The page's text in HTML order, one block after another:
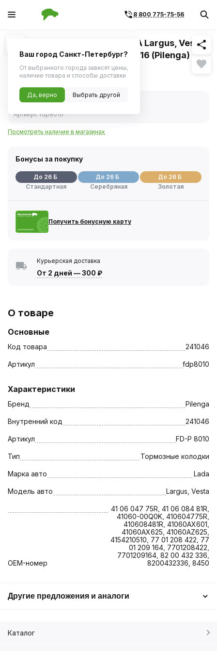
8 800 775-75-56
1/2 Похожие
Колодка тормозная ВАЗ LADA Largus, Vesta,
RENAULT, NISSAN передняя V16 (Pilenga)
(4шт.)
Нет в наличии
Нет в наличии
Артикул:fdp8010
Посмотреть наличие в магазинах
Бонусы за покупку
До 26 Б
Стандартная
До 26 Б
Серебряная
До 26 Б
Золотая
Получить бонусную карту
Курьерская доставка
От 2 дней —300 ₽
О товаре
Основные
Код товара 241046
Артикул fdp8010
Характеристики
Бренд Pilenga
Внутренний код 241046
Артикул FD-P 8010
Тип Тормозные колодки
Марка авто Lada
Модель авто Largus, Vesta
OEM-номер
41 06 047 75R, 41 06 084 81R,
41060-00Q0K, 410604775R,
410608481R, 41060AX601,
41060AX625, 41060AZ625,
4154210510, 77 01 208 422, 77
01 209 164, 7701208422,
7701209164, 82 00 432 336,
8200432336, 8450
Другие предложения и аналоги
Каталог
Ваш город Санкт-Петербург?
От выбранного города зависят цены,
наличие товара и способы доставки
Да, верно Выбрать другой